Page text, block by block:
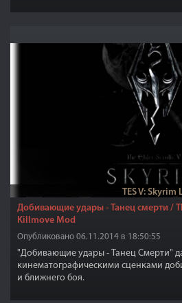
TES V: Skyrim
Добивающие удары - Танец смерти /
Killmove Mod
Опубликовано 06.11.2014 в 18:50:55
"Добивающие удары - Танец Смерти"
кинематографическими сценками
и ближнего боя.